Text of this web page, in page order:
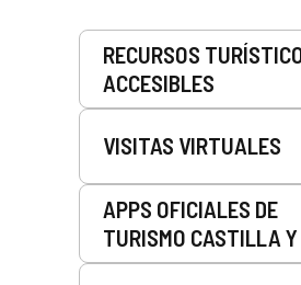
RECURSOS
ACCESIBLES
VISITAS VIRTUALES
APPS OFICIALES DE
TURISMO CASTILLA Y